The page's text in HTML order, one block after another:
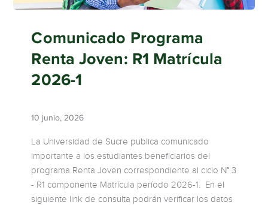
Comunicado Programa
Renta Joven: R1 Matrícula
2026-1
10 junio, 2026
La Universidad de Sucre publica comunicado
importante a los estudiantes beneficiarios del
programa Renta Joven correspondiente al ciclo N° 3
- R1 componente Matrícula período 2026-1. En el
siguiente link de consulta podrán verificar los datos